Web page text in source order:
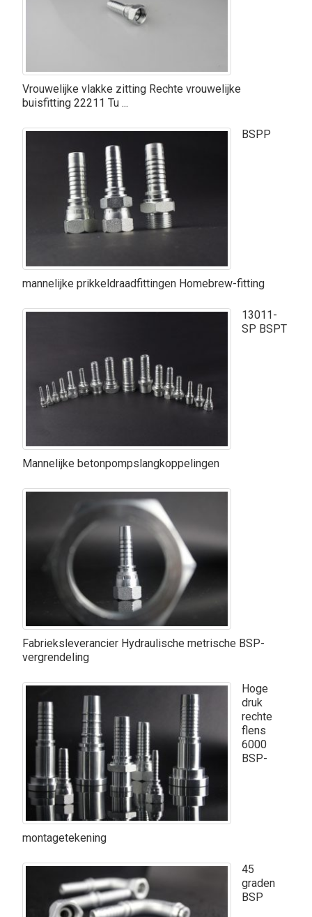
Vrouwelijke vlakke zitting Rechte vrouwelijke
buisfitting 22211 Tu ...
BSPP
mannelijke prikkeldraadfittingen Homebrew-fitting
13011-
SP BSPT
Mannelijke betonpompslangkoppelingen
Fabrieksleverancier Hydraulische metrische BSP-
vergrendeling
Hoge
druk
rechte
flens
6000
BSP-
montagetekening
45
graden
BSP